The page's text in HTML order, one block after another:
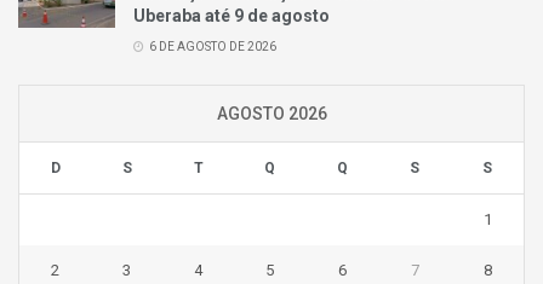
Uberaba até 9 de agosto
6 DE AGOSTO DE 2026
AGOSTO 2026
D S T Q Q S S
1
2 3 4 5 6 7 8